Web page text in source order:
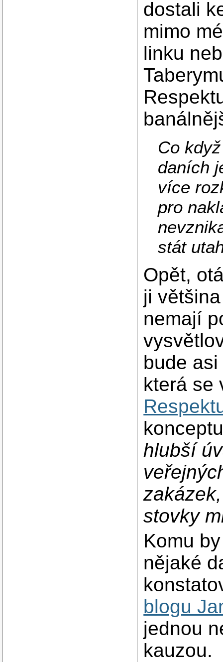
dostali
mimo
linku
Co
daních
více
pro
stát
Opět,
ji
nemají
bude
která se
hlubší
stovky
Komu
nějaké
blogu
jednou
kauzou.